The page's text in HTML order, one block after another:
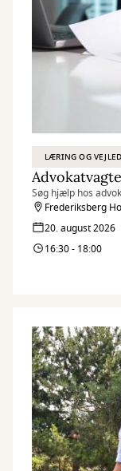
LÆRING OG
Søg hjælp hos
Frederiksberg
20. august 2026
16:30 - 18:00